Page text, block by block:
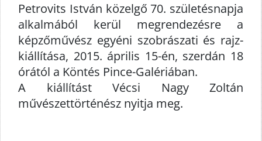
Petrovits István közelgő 70. születésnapja
alkalmából kerül megrendezésre a
képzőművész egyéni szobrászati és rajz-
kiállítása, 2015. április 15-én, szerdán 18
órától a Köntés Pince-Galériában.
A kiállítást Vécsi Nagy Zoltán
művészettörténész nyitja meg.